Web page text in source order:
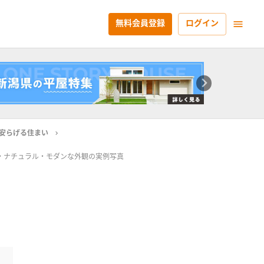
無料会員登録 ログイン
らげる住まい
ナチュラル・モダンな外観の実例写真